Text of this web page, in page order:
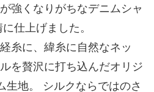
強くなりがちなデニムシャ
仕上げました。
糸に、緯糸に自然なネッ
を贅沢に打ち込んだオリジ
生地。 シルクならではのさ